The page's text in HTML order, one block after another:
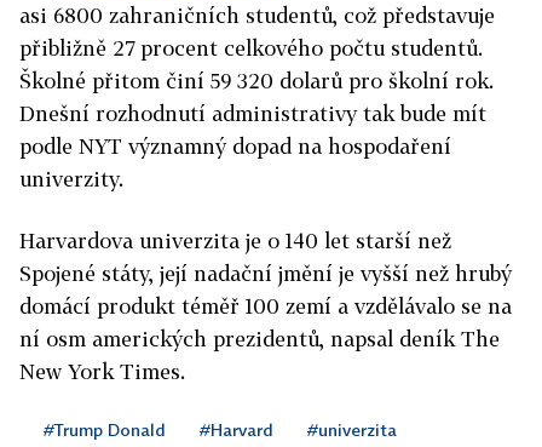
asi 6800 zahraničních studentů, což představuje
přibližně 27 procent celkového počtu studentů.
Školné přitom činí 59 320 dolarů pro školní rok.
Dnešní rozhodnutí administrativy tak bude mít
podle NYT významný dopad na hospodaření
univerzity.
Harvardova univerzita je o 140 let starší než
Spojené státy, její nadační jmění je vyšší než hrubý
domácí produkt téměř 100 zemí a vzdělávalo se na
ní osm amerických prezidentů, napsal deník The
New York Times.
#Trump Donald #Harvard #univerzita